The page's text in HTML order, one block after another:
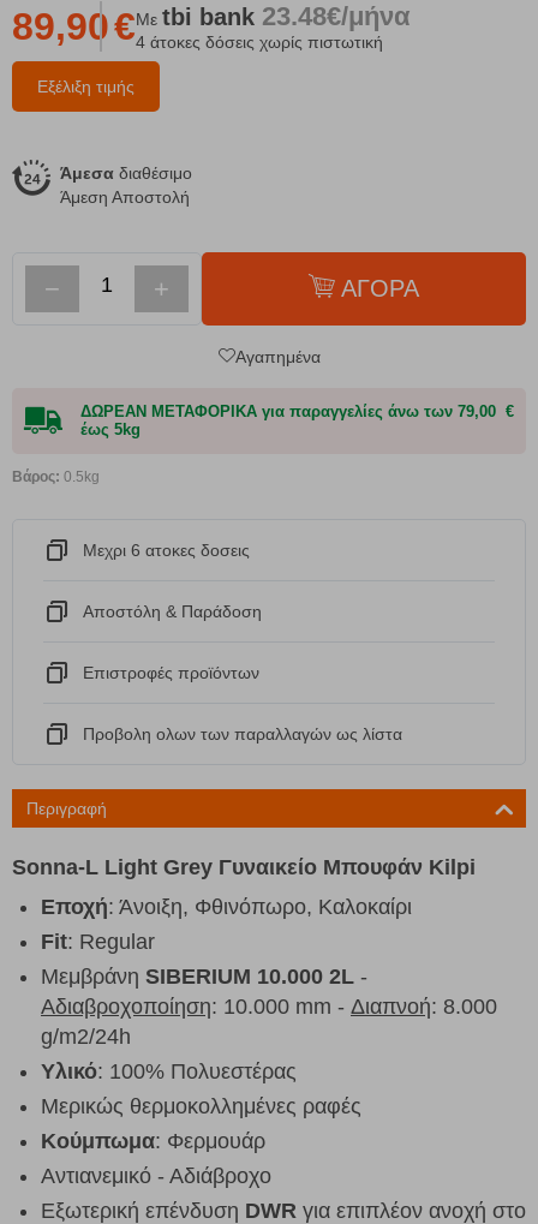
Εξέλιξη τιμής
89,90€Με tbi bank 23.48€/μήνα
4 άτοκες δόσεις χωρίς πιστωτική
Άμεσα διαθέσιμο
Άμεση Αποστολή
− + ΑΓΟΡΑ
Αγαπημένα
ΔΩΡΕΑΝ ΜΕΤΑΦΟΡΙΚΑ για παραγγελίες άνω των 79,00 €
έως 5kg
Βάρος: 0.5kg
Μεχρι 6 ατοκες δοσεις
Αποστόλη & Παράδοση
Eπιστροφές προϊόντων
Προβολη ολων των παραλλαγών ως λίστα
Περιγραφή
Sonna-L Light Grey Γυναικείο Μπουφάν Kilpi
Εποχή: Άνοιξη, Φθινόπωρο, Καλοκαίρι
Fit: Regular
Μεμβράνη SIBERIUM 10.000 2L -
Αδιαβροχοποίηση: 10.000 mm - Διαπνοή: 8.000
g/m2/24h
Υλικό: 100% Πολυεστέρας
Μερικώς θερμοκολλημένες ραφές
Κούμπωμα: Φερμουάρ
Αντιανεμικό - Αδιάβροχο
Εξωτερική επένδυση DWR για επιπλέον ανοχή στο